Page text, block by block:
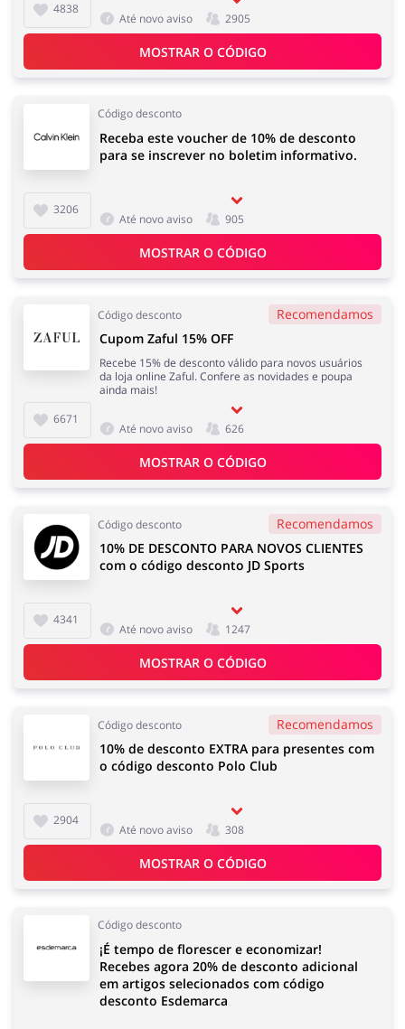
Roupas e Calçados Megastore
Tecnologia e eletrónica
Melhor Amigo Prendas e flores
Dinheiro e Seguros
4838
Até novo aviso 2905
MOSTRAR O CÓDIGO
Código desconto
3206
Receba este voucher de 10% de desconto
para se inscrever no boletim informativo.
Até novo aviso 905
MOSTRAR O CÓDIGO
Código desconto Recomendamos
6671
Cupom Zaful 15% OFF
Recebe 15% de desconto válido para novos usuários
da loja online Zaful. Confere as novidades e poupa
ainda mais!
Até novo aviso 626
MOSTRAR O CÓDIGO
Código desconto Recomendamos
4341
10% DE DESCONTO PARA NOVOS CLIENTES
com o código desconto JD Sports
Até novo aviso 1247
MOSTRAR O CÓDIGO
Código desconto Recomendamos
2904
10% de desconto EXTRA para presentes com
o código desconto Polo Club
Até novo aviso 308
MOSTRAR O CÓDIGO
Código desconto
¡É tempo de florescer e economizar!
Recebes agora 20% de desconto adicional
em artigos selecionados com código
desconto Esdemarca